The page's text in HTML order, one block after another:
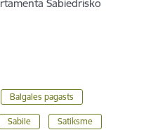
Sabiedrisko
Balgales pagasts
Sabile Satiksme